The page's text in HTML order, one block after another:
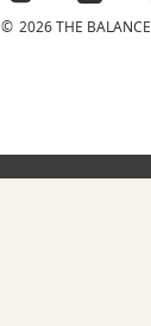
© 2026 THE BALANCE